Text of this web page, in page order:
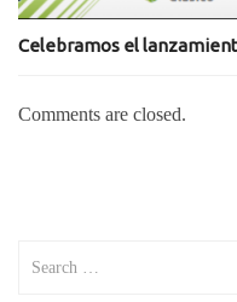
Celebramos el
Comments are closed.